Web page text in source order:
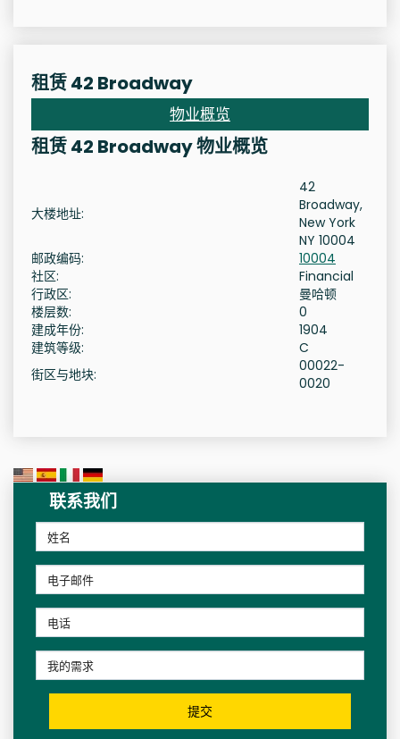
租赁 42 Broadway
物业概览
租赁 42 Broadway 物业概览
大楼地址:
42
Broadway,
New York
NY 10004
邮政编码:
10004
社区:
Financial
行政区:
曼哈顿
楼层数:
0
建成年份:
1904
建筑等级:
C
街区与地块:
00022-
0020
联系我们
提交